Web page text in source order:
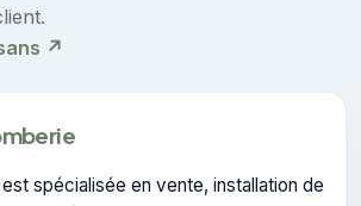
↗
spécialisée en vente, installation de